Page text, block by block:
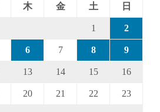
木 金 土 日
1 2
6 7 8 9
13 14 15 16
20 21 22 23